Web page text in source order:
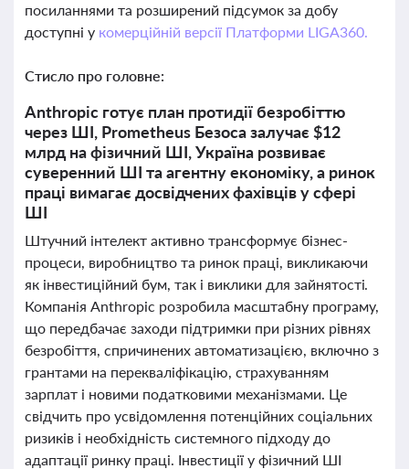
посиланнями та розширений підсумок за добу
доступні у комерційній версії Платформи LIGA360.
Стисло про головне:
Anthropic готує план протидії безробіттю
через ШІ, Prometheus Безоса залучає $12
млрд на фізичний ШІ, Україна розвиває
суверенний ШІ та агентну економіку, а ринок
праці вимагає досвідчених фахівців у сфері
ШІ
Штучний інтелект активно трансформує бізнес-
процеси, виробництво та ринок праці, викликаючи
як інвестиційний бум, так і виклики для зайнятості.
Компанія Anthropic розробила масштабну програму,
що передбачає заходи підтримки при різних рівнях
безробіття, спричинених автоматизацією, включно з
грантами на перекваліфікацію, страхуванням
зарплат і новими податковими механізмами. Це
свідчить про усвідомлення потенційних соціальних
ризиків і необхідність системного підходу до
адаптації ринку праці. Інвестиції у фізичний ШІ